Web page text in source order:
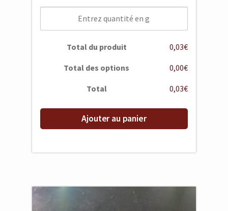
Total du produit 0,03€
Total des options 0,00€
Total 0,03€
Ajouter au panier